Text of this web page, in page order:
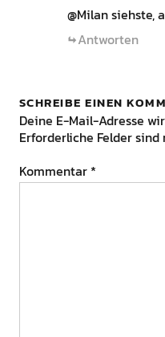
@Milan siehste,
Antworten
SCHREIBE EINEN
Deine E-Mail-Adresse
Erforderliche Felder
Kommentar *